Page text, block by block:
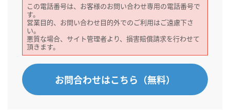
この電話番号は、お客様のお問い合わせ専用の電話番号で
す。
営業目的、お問い合わせ目的外でのご利用はご遠慮下さ
い。
悪質な場合、サイト管理者より、損害賠償請求を行わせて
頂きます。
お問合わせはこちら（無料）